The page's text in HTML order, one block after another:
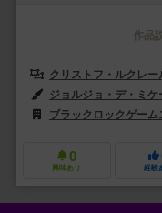
作品
クリストフ・ルクレ
ジョルジョ・デ・ミ
ブラックロックゲー
0
興味あり 経験